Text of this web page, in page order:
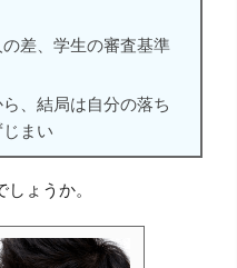
差、学生の審査基準
、結局は自分の落ち
まい
ょうか。